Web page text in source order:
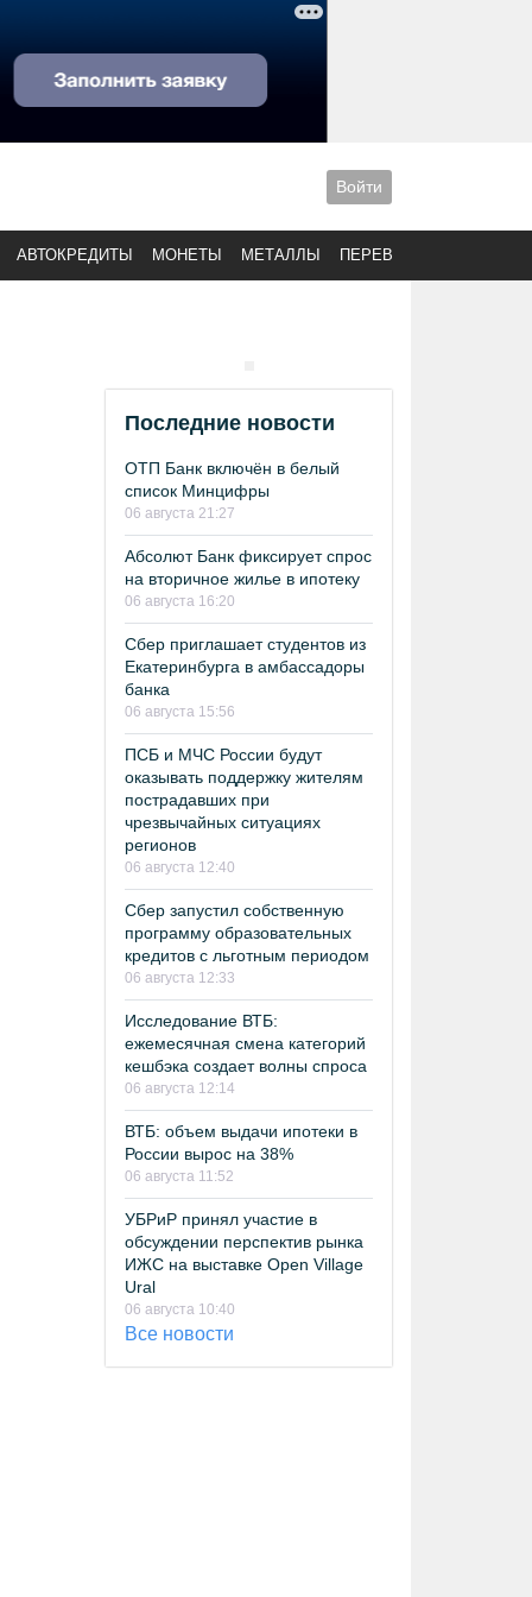
Войти
АВТОКРЕДИТЫ МОНЕТЫ МЕТАЛЛЫ ПЕРЕВОДЫ
Последние новости
ОТП Банк включён в белый
список Минцифры
06 августа 21:27
Абсолют Банк фиксирует спрос
на вторичное жилье в ипотеку
06 августа 16:20
Сбер приглашает студентов из
Екатеринбурга в амбассадоры
банка
06 августа 15:56
ПСБ и МЧС России будут
оказывать поддержку жителям
пострадавших при
чрезвычайных ситуациях
регионов
06 августа 12:40
Сбер запустил собственную
программу образовательных
кредитов с льготным периодом
06 августа 12:33
Исследование ВТБ:
ежемесячная смена категорий
кешбэка создает волны спроса
06 августа 12:14
ВТБ: объем выдачи ипотеки в
России вырос на 38%
06 августа 11:52
УБРиР принял участие в
обсуждении перспектив рынка
ИЖС на выставке Open Village
Ural
06 августа 10:40
Все новости